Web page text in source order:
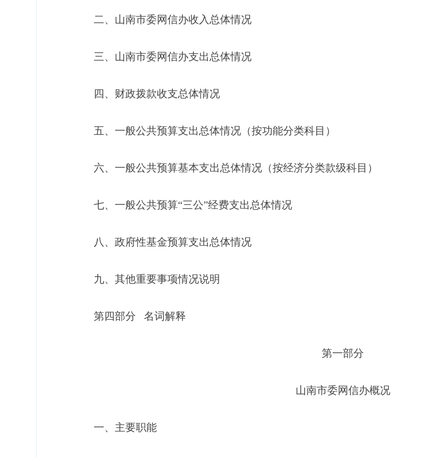
二、 山南市委网信办收入总体情况
三、 山南市委网信办支出总体情况
四、财政拨款收支总体情况
五、一般公共预算支出总体情况（按功能分类科目）
六、一般公共预算基本支出总体情况（按经济分类款级科目）
七、一般公共预算“三公”经费支出总体情况
八、政府性基金预算支出总体情况
九、 其他重要事项情况说明
第四部分 名词解释
第一部分
山南市委网信办概况
一、主要职能